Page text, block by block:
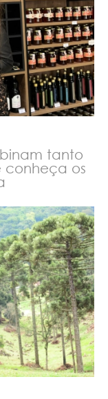
tanto
conheça os